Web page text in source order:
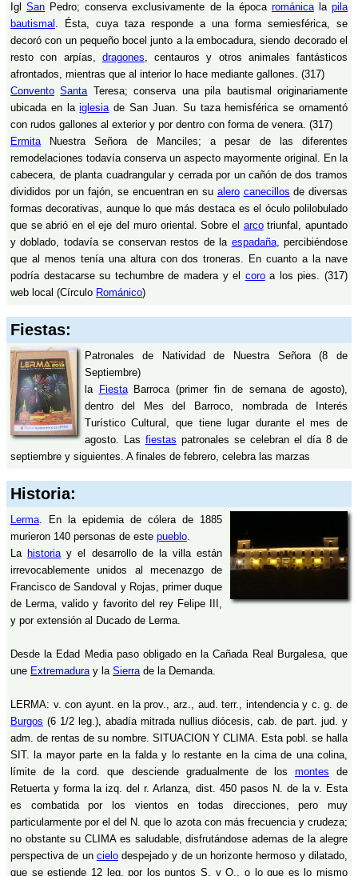
IglSan Pedro; conserva exclusivamente de la época románicalapila
bautismal . Ésta, cuya taza responde a una forma semiesférica, se
decoró con un pequeño bocel junto a la embocadura, siendo decorado el
resto con arpías, dragones, centauros y otros animales fantásticos
afrontados, mientras que al interior lo hace mediante gallones. (317)
Convento SantaTeresa; conserva una pila bautismal originariamente
ubicada en laiglesiade San Juan. Su taza hemisférica se ornamentó
con rudos gallones al exterior y por dentro con forma de venera. (317)
ErmitaNuestra Señora de Manciles; a pesar de las diferentes
remodelaciones todavía conserva un aspecto mayormente original. En la
cabecera, de planta cuadrangular y cerrada por un cañón de dos tramos
divididos por un fajón, se encuentran en su alero canecillos de diversas
formas decorativas, aunque lo que más destaca es el óculo polilobulado
que se abrió en el eje del muro oriental. Sobre el arcotriunfal, apuntado
y doblado, todavía se conservan restos de la espadaña, percibiéndose
que al menos tenía una altura con dos troneras. En cuanto a la nave
podría destacarse su techumbre de madera y el coroa los pies. (317)
web local (Círculo Románico)
Fiestas:
Patronales de Natividad de Nuestra Señora (8 de
Septiembre)
la FiestaBarroca (primer fin de semana de agosto),
dentro del Mes del Barroco, nombrada de Interés
Turístico Cultural, que tiene lugar durante el mes de
agosto. Las fiestas patronales se celebran el día 8 de
septiembre y siguientes. A finales de febrero, celebra las marzas
Historia:
Lerma. En la epidemia de cólera de 1885
murieron 140 personas de este pueblo.
La historiay el desarrollo de la villa están
irrevocablemente unidos al mecenazgo de
Francisco de Sandoval y Rojas, primer duque
de Lerma, valido y favorito del rey Felipe III,
y por extensión al Ducado de Lerma.
Desde la Edad Media paso obligado en la Cañada Real Burgalesa, que
une Extremaduray la Sierrade la Demanda.
LERMA: v. con ayunt. en la prov., arz., aud. terr., intendencia y c. g. de
Burgos (6 1/2 leg.), abadía mitrada nullius diócesis, cab. de part. jud. y
adm. de rentas de su nombre. SITUACION Y CLIMA. Esta pobl. se halla
SIT. la mayor parte en la falda y lo restante en la cima de una colina,
límite de la cord. que desciende gradualmente de los montes de
Retuerta y forma la izq. del r. Arlanza, dist. 450 pasos N. de la v. Esta
es combatida por los vientos en todas direcciones, pero muy
particularmente por el del N. que lo azota con más frecuencia y crudeza;
no obstante su CLIMA es saludable, disfrutándose ademas de la alegre
perspectiva de un cielodespejado y de un horizonte hermoso y dilatado,
que se estiende 12 leg. por los puntos S. y O., o lo que es lo mismo